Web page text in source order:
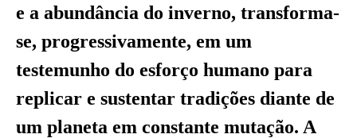
e a abundância do inverno, transforma-
se, progressivamente, em um
testemunho do esforço humano para
replicar e sustentar tradições diante de
um planeta em constante mutação. A